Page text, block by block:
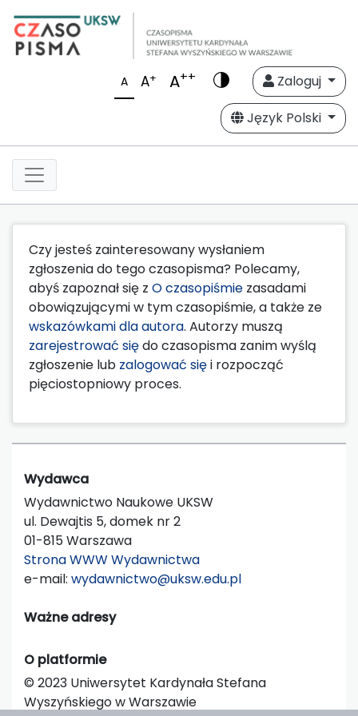
A A+ A++
Zaloguj
Język Polski
Czy jesteś zainteresowany wysłaniem
zgłoszenia do tego czasopisma? Polecamy,
abyś zapoznał się z O czasopiśmie zasadami
obowiązującymi w tym czasopiśmie, a także ze
wskazówkami dla autora. Autorzy muszą
zarejestrować siędo czasopisma zanim wyślą
zgłoszenie lub zalogować sięi rozpocząć
pięciostopniowy proces.
Wydawca
Wydawnictwo Naukowe UKSW
ul. Dewajtis 5, domek nr 2
01-815 Warszawa
Strona WWW Wydawnictwa
e-mail: wydawnictwo@uksw.edu.pl
Ważne adresy
O platformie
© 2023 Uniwersytet Kardynała Stefana
Wyszyńskiego w Warszawie